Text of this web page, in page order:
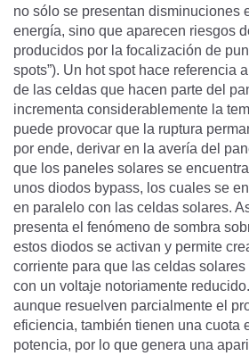
no sólo se presentan disminuciones
energía, sino que aparecen riesgos
producidos por la focalización de
spots”). Un hot spot hace referencia
de las celdas que hacen parte del
incrementa considerablemente la
puede provocar que la ruptura
por ende, derivar en la avería del
que los paneles solares se
unos diodos bypass, los cuales se
en paralelo con las celdas solares.
presenta el fenómeno de sombra
estos diodos se activan y permite
corriente para que las celdas
con un voltaje notoriamente
aunque resuelven parcialmente el
eficiencia, también tienen una cuota
potencia, por lo que genera una